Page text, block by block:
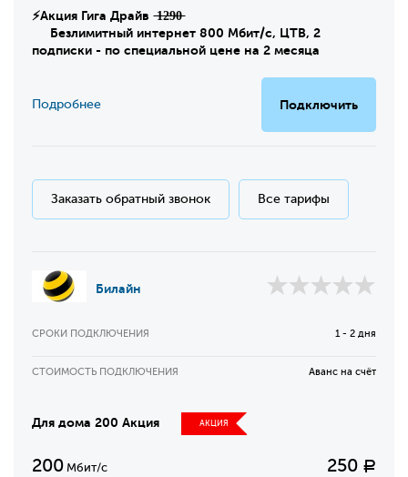
⚡Акция Гига Драйв ̶1̶2̶9̶0̶
Безлимитный интернет 800 Мбит/с, ЦТВ, 2
подписки - по специальной цене на 2 месяца
Подключить
Подробнее
Заказать обратный звонок Все тарифы
Билайн
СРОКИ ПОДКЛЮЧЕНИЯ 1 - 2 дня
СТОИМОСТЬ ПОДКЛЮЧЕНИЯ Аванс на счёт
Для дома 200 Акция АКЦИЯ
200 Мбит/с
250 Р